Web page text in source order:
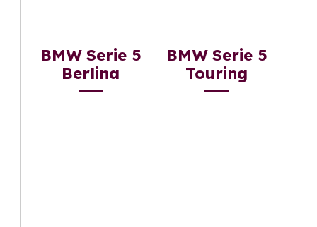
BMW Serie 5
Berlina
BMW Serie 5
Touring